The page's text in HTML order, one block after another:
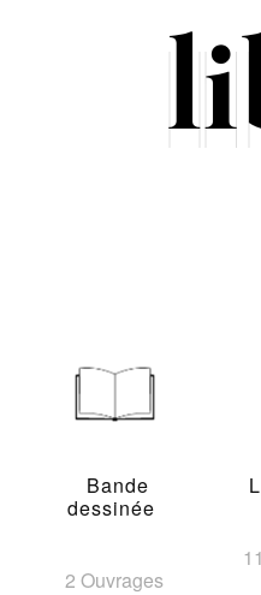
Bande
dessinée
2 Ouvrages